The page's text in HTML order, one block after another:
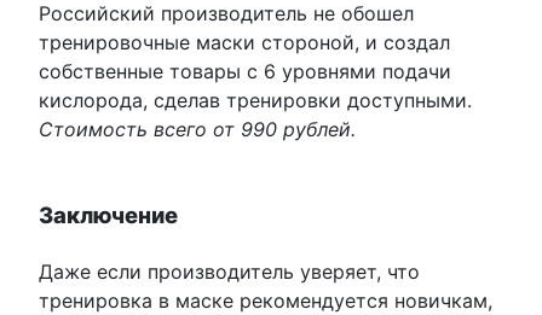
Российский производитель не обошел
тренировочные маски стороной, и создал
собственные товары с 6 уровнями подачи
кислорода, сделав тренировки доступными.
Стоимость всего от 990 рублей.
Заключение
Даже если производитель уверяет, что
тренировка в маске рекомендуется новичкам,